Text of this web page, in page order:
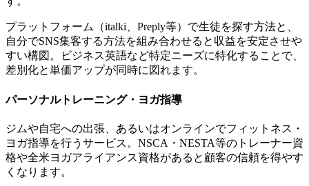
プラットフォーム（italki、Preply等）で生徒を探す方法と、
自分でSNS集客する方法を組み合わせると収益を安定させや
すい構図。ビジネス英語など特定ニーズに特化することで、
差別化と単価アップが同時に図れます。
パーソナルトレーニング・ヨガ指導
ジムや自宅への出張、あるいはオンラインでフィットネス・
ヨガ指導を行うサービス。NSCA・NESTA等のトレーナー資
格や全米ヨガアライアンス資格があると顧客の信頼を得やす
くなります。